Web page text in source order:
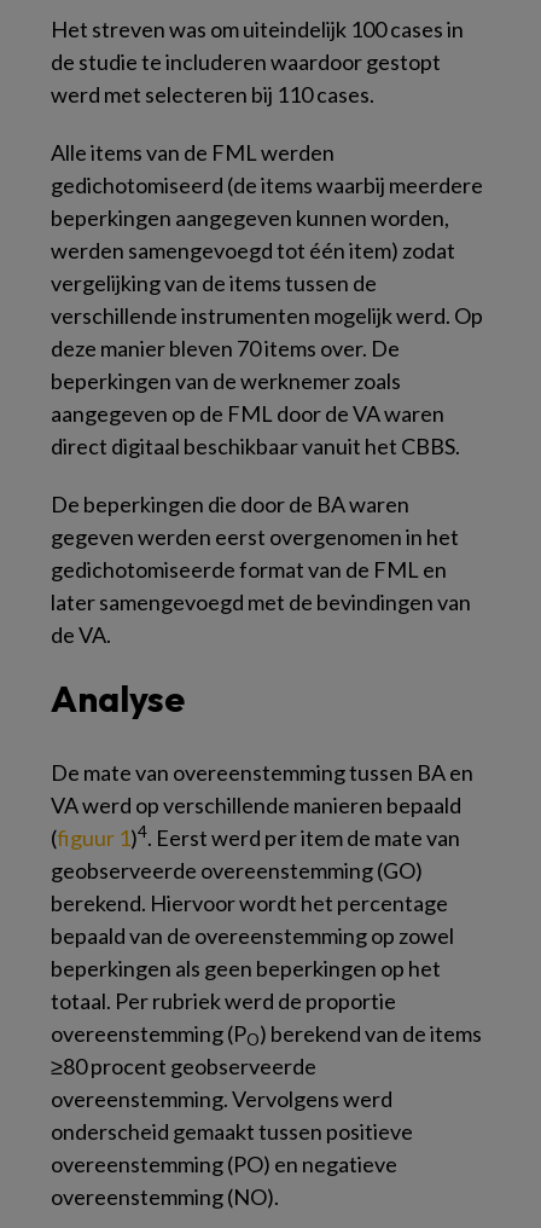
Het streven was om uiteindelijk 100 cases in
de studie te includeren waardoor gestopt
werd met selecteren bij 110 cases.
Alle items van de FML werden
gedichotomiseerd (de items waarbij meerdere
beperkingen aangegeven kunnen worden,
werden samengevoegd tot één item) zodat
vergelijking van de items tussen de
verschillende instrumenten mogelijk werd. Op
deze manier bleven 70 items over. De
beperkingen van de werknemer zoals
aangegeven op de FML door de VA waren
direct digitaal beschikbaar vanuit het CBBS.
De beperkingen die door de BA waren
gegeven werden eerst overgenomen in het
gedichotomiseerde format van de FML en
later samengevoegd met de bevindingen van
de VA.
Analyse
De mate van overeenstemming tussen BA en
VA werd op verschillende manieren bepaald
(figuur 1)4. Eerst werd per item de mate van
geobserveerde overeenstemming (GO)
berekend. Hiervoor wordt het percentage
bepaald van de overeenstemming op zowel
beperkingen als geen beperkingen op het
totaal. Per rubriek werd de proportie
overeenstemming (PO) berekend van de items
≥80 procent geobserveerde
overeenstemming. Vervolgens werd
onderscheid gemaakt tussen positieve
overeenstemming (PO) en negatieve
overeenstemming (NO).